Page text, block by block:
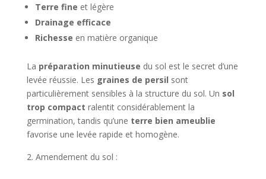
Terre fine et légère
Drainage efficace
Richesse en matière organique
La préparation minutieuse du sol est le secret d’une
levée réussie. Les graines de persil sont
particulièrement sensibles à la structure du sol. Un sol
trop compact ralentit considérablement la
germination, tandis qu’une terre bien ameublie
favorise une levée rapide et homogène.
Amendement du sol :